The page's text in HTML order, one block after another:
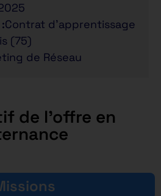
Contrat d'apprentissage
(75)
de Réseau
de l'offre en